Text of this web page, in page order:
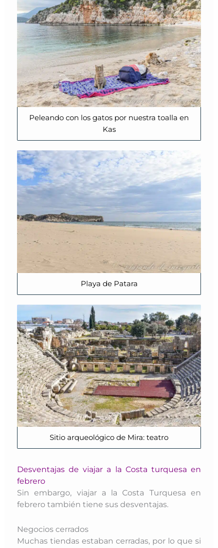
Peleando con los gatos por nuestra toalla en
Kas
Playa de Patara
Sitio arqueológico de Mira: teatro
Desventajas de viajar a la Costa turquesa en
febrero
Sin embargo, viajar a la Costa Turquesa en
febrero también tiene sus desventajas.
Negocios cerrados
Muchas tiendas estaban cerradas, por lo que si